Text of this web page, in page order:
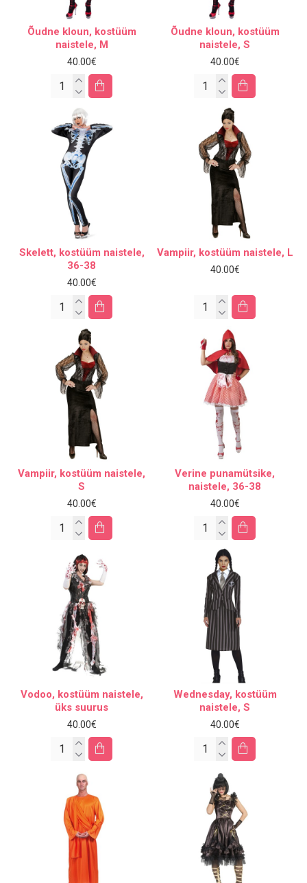
Õudne kloun, kostüüm
naistele, M
40.00€
Õudne kloun, kostüüm
naistele, S
40.00€
Skelett, kostüüm naistele,
36-38
40.00€
Vampiir, kostüüm naistele, L
40.00€
Vampiir, kostüüm naistele,
S
40.00€
Verine punamütsike,
naistele, 36-38
40.00€
Vodoo, kostüüm naistele,
üks suurus
40.00€
Wednesday, kostüüm
naistele, S
40.00€